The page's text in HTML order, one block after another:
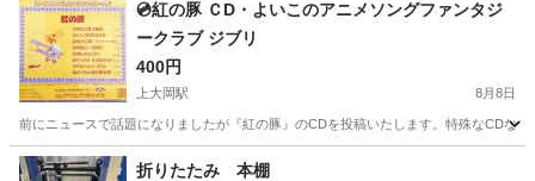
💿紅の豚 ＣD・よいこのアニメソングファンタジ
ークラブ ジブリ
400円
上大岡駅 8月8日
前にニュースで話題になりましたが『紅の豚』のCDを投稿いたします。特殊なCDな
神奈川 横浜市 上大岡駅 CD
折りたたみ 本棚